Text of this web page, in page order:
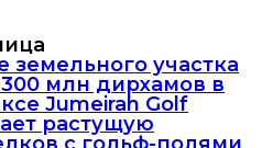
участка
млн дирхамов в
Jumeirah Golf
растущую